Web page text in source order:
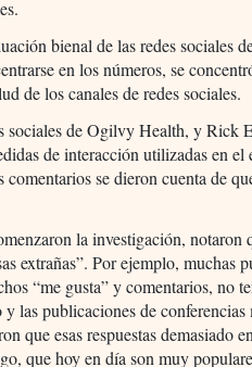
bienal de las redes sociales
en los números, se
de los canales de redes sociales.
sociales de Ogilvy Health, y Rick
de interacción utilizadas en el
se dieron cuenta de
la investigación, notaron
extrañas”. Por ejemplo, muchas
“me gusta” y comentarios, no
las publicaciones de conferencias
que esas respuestas demasiado
que hoy en día son muy